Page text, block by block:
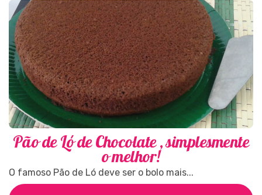
Pão de Ló de Chocolate , simplesmente
o melhor!
O famoso Pão de Ló deve ser o bolo mais...